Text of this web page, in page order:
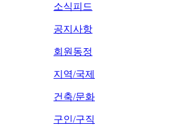
소식피드
공지사항
회원동정
지역/국제
건축/문화
구인/구직